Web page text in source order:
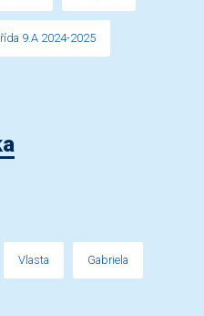
9.A 2024-2025
Vlasta Gabriela